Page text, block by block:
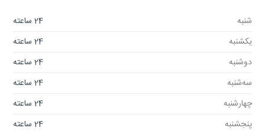
شنبه
24 ساعته
یکشنبه
24 ساعته
دوشنبه
24 ساعته
سه‌شنبه
24 ساعته
چهارشنبه
24 ساعته
پنجشنبه
24 ساعته